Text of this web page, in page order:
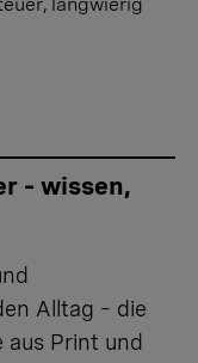
– wissen,
Alltag – die
Print und